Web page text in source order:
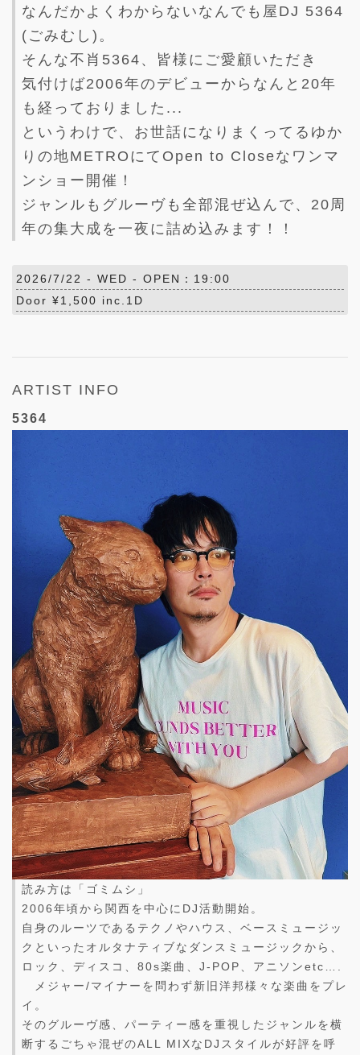
なんだかよくわからないなんでも屋DJ 5364
(ごみむし)。
そんな不肖5364、皆様にご愛顧いただき
気付けば2006年のデビューからなんと20年
も経っておりました...
というわけで、お世話になりまくってるゆか
りの地METROにてOpen to Closeなワンマ
ンショー開催！
ジャンルもグルーヴも全部混ぜ込んで、20周
年の集大成を一夜に詰め込みます！！
2026/7/22 - WED - OPEN：19:00
Door ¥1,500 inc.1D
ARTIST INFO
5364
読み方は「ゴミムシ」
2006年頃から関西を中心にDJ活動開始。
自身のルーツであるテクノやハウス、ベースミュージッ
クといったオルタナティブなダンスミュージックから、
ロック、ディスコ、80s楽曲、J-POP、アニソンetc….
メジャー/マイナーを問わず新旧洋邦様々な楽曲をプレ
イ。
そのグルーヴ感、パーティー感を重視したジャンルを横
断するごちゃ混ぜのALL MIXなDJスタイルが好評を呼